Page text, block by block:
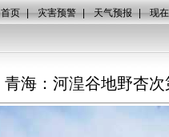
首页 | 灾害预警 | 天气预报 | 现
青海：河湟谷地野杏